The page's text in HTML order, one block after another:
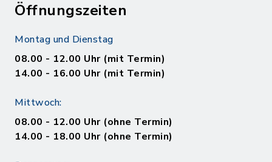
Öffnungszeiten
Montag und Dienstag
08.00 - 12.00 Uhr (mit Termin)
14.00 - 16.00 Uhr (mit Termin)
Mittwoch:
08.00 - 12.00 Uhr (ohne Termin)
14.00 - 18.00 Uhr (ohne Termin)